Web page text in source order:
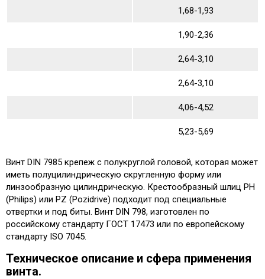
1,68-1,93
1,90-2,36
2,64-3,10
2,64-3,10
4,06-4,52
5,23-5,69
Винт DIN 7985 крепеж с полукруглой головой, которая может
иметь полуцилиндрическую скругленную форму или
линзообразную цилиндрическую. Крестообразный шлиц PH
(Philips) или PZ (Pozidrive) подходит под специальные
отвертки и под биты. Винт DIN 798, изготовлен по
российскому стандарту ГОСТ 17473 или по европейскому
стандарту ISO 7045.
Техническое описание и сфера применения
винта.